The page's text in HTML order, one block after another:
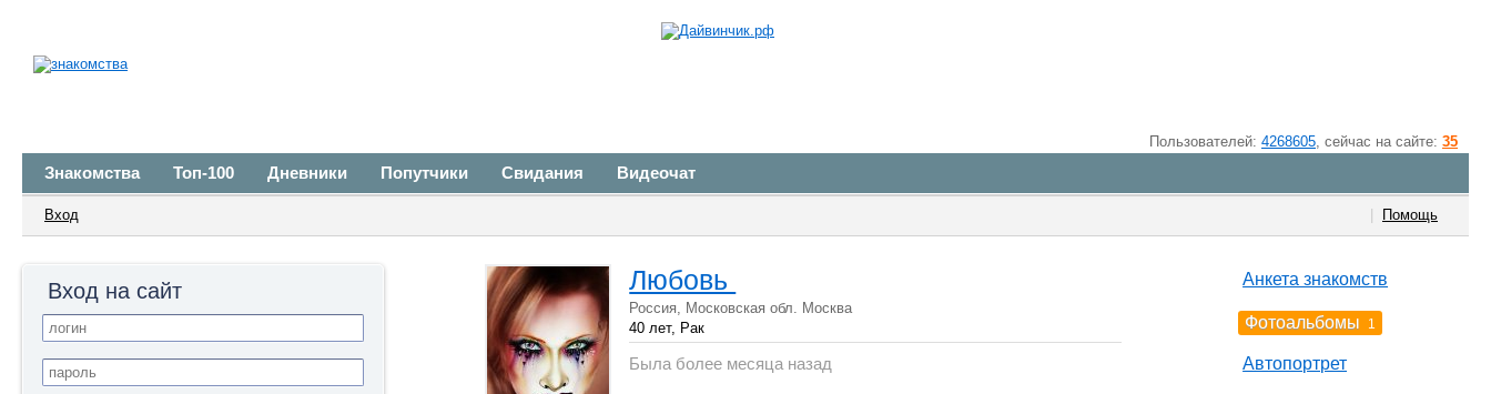
Пользователей: 4268605, cейчас на сайте: 35
Знакомства Топ-100 Дневники Попутчики Свидания Видеочат
Помощь
Вход
Анкета знакомств
Фотоальбомы 1
Автопортрет
Любовь
Россия, Московская обл. Москва
40 лет, Рак
Была более месяца назад
Вход на сайт